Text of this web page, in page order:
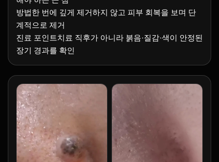
방법한 번에 깊게 제거하지 않고 피부 회복을 보며 단
계적으로 제거
진료 포인트치료 직후가 아니라 붉음·질감·색이 안정된
장기 경과를 확인